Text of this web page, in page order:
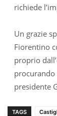
richiede
Un grazie
Fiorentino
proprio
procurando
presidente
TAGS